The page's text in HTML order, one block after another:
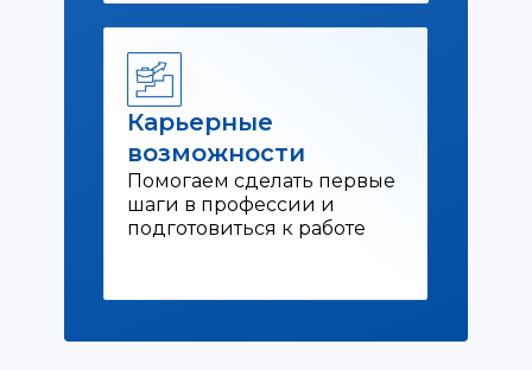
Карьерные
возможности
Помогаем сделать первые
шаги в профессии и
подготовиться к работе